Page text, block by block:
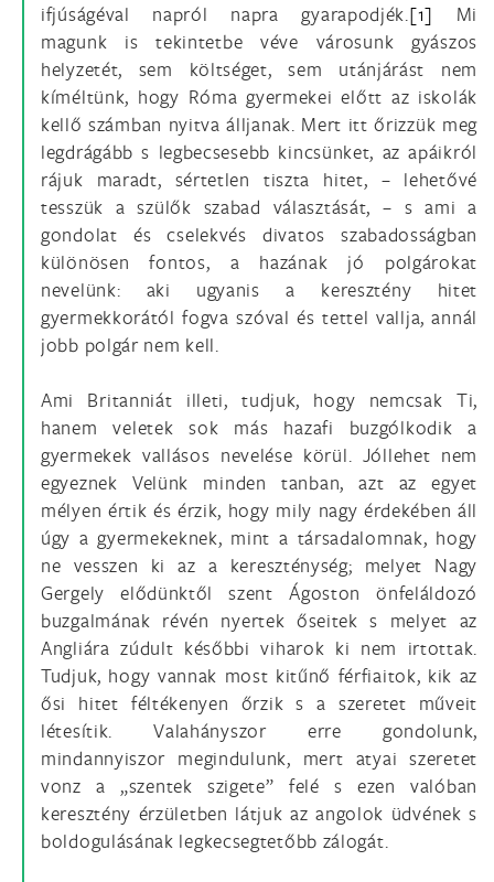
ifjúságéval napról napra gyarapodjék.[1] Mi
magunk is tekintetbe véve városunk gyászos
helyzetét, sem költséget, sem utánjárást nem
kíméltünk, hogy Róma gyermekei előtt az iskolák
kellő számban nyitva álljanak. Mert itt őrizzük meg
legdrágább s legbecsesebb kincsünket, az apáikról
rájuk maradt, sértetlen tiszta hitet, – lehetővé
tesszük a szülők szabad választását, – s ami a
gondolat és cselekvés divatos szabadosságban
különösen fontos, a hazának jó polgárokat
nevelünk: aki ugyanis a keresztény hitet
gyermekkorától fogva szóval és tettel vallja, annál
jobb polgár nem kell.
Ami Britanniát illeti, tudjuk, hogy nemcsak Ti,
hanem veletek sok más hazafi buzgólkodik a
gyermekek vallásos nevelése körül. Jóllehet nem
egyeznek Velünk minden tanban, azt az egyet
mélyen értik és érzik, hogy mily nagy érdekében áll
úgy a gyermekeknek, mint a társadalomnak, hogy
ne vesszen ki az a kereszténység; melyet Nagy
Gergely elődünktől szent Ágoston önfeláldozó
buzgalmának révén nyertek őseitek s melyet az
Angliára zúdult későbbi viharok ki nem irtottak.
Tudjuk, hogy vannak most kitűnő férfiaitok, kik az
ősi hitet féltékenyen őrzik s a szeretet műveit
létesítik. Valahányszor erre gondolunk,
mindannyiszor megindulunk, mert atyai szeretet
vonz a „szentek szigete” felé s ezen valóban
keresztény érzületben látjuk az angolok üdvének s
boldogulásának legkecsegtetőbb zálogát.